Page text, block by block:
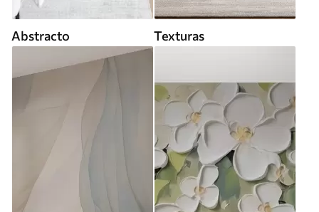
Abstracto Texturas